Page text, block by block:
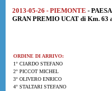
2013-05-26 - PIEMONTE -
GRAN PREMIO UCAT di Km. 63
ORDINE DI ARRIVO:
1° CIARDO STEFANO
2° PICCOT MICHEL
3° OLIVERO ENRICO
4° STALTARI STEFANO